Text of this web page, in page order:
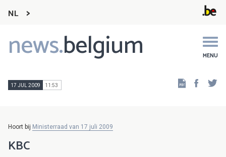
NL
news.belgium MENU
Main
navigation
17 JUL 2009 11:53
Hoort bij Ministerraad van 17 juli 2009
KBC